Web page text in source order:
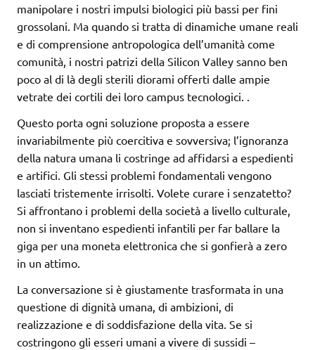
manipolare i nostri impulsi biologici più bassi per fini
grossolani. Ma quando si tratta di dinamiche umane reali
e di comprensione antropologica dell’umanità come
comunità, i nostri patrizi della Silicon Valley sanno ben
poco al di là degli sterili diorami offerti dalle ampie
vetrate dei cortili dei loro campus tecnologici. .
Questo porta ogni soluzione proposta a essere
invariabilmente più coercitiva e sovversiva; l’ignoranza
della natura umana li costringe ad affidarsi a espedienti
e artifici. Gli stessi problemi fondamentali vengono
lasciati tristemente irrisolti. Volete curare i senzatetto?
Si affrontano i problemi della società a livello culturale,
non si inventano espedienti infantili per far ballare la
giga per una moneta elettronica che si gonfierà a zero
in un attimo.
La conversazione si è giustamente trasformata in una
questione di dignità umana, di ambizioni, di
realizzazione e di soddisfazione della vita. Se si
costringono gli esseri umani a vivere di sussidi –